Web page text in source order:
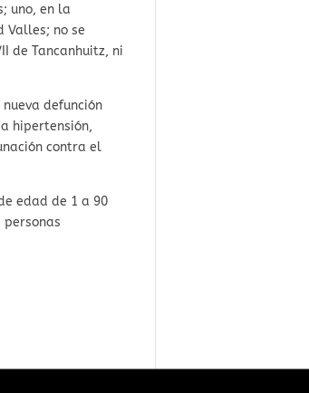
uno, en la
Valles; no se
de Tancanhuitz, ni
defunción
hipertensión,
contra el
edad de 1 a 90